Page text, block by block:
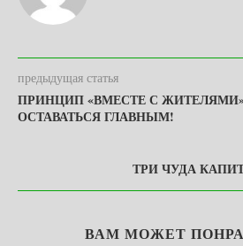
предыдущая статья
ПРИНЦИП «ВМЕСТЕ С
ОСТАВАТЬСЯ ГЛАВНЫМ!
ТРИ ЧУДА
ВАМ МОЖЕТ